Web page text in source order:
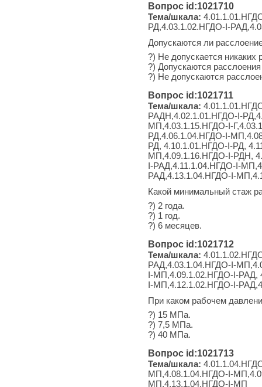
Вопрос id:1021710
Тема/шкала:
РД,4.03.1.02.НГДО-I-
Допускаются ли
?) Не допускается
?) Допускаются
?) Не допускаются
Вопрос id:1021711
Тема/шкала:
РАДН,4.02.1.01.НГДО-I-
МП,4.03.1.15.НГДО-I-
РД,4.06.1.04.НГДО-I-
РД, 4.10.1.01.НГДО-I-РД,
МП,4.09.1.16.НГДО-I-РДН,
I-РАД,4.11.1.04.НГДО-I-
РАД,4.13.1.04.НГДО-I-
Какой минимальный стаж
?) 2 года.
?) 1 год.
?) 6 месяцев.
Вопрос id:1021712
Тема/шкала:
РАД,4.03.1.04.НГДО-I-
I-МП,4.09.1.02.НГДО-I-РАД,
I-МП,4.12.1.02.НГДО-I-
При каком рабочем
?) 15 МПа.
?) 7,5 МПа.
?) 40 МПа.
Вопрос id:1021713
Тема/шкала:
МП,4.08.1.04.НГДО-I-
МП,4.13.1.04.НГДО-I-МП